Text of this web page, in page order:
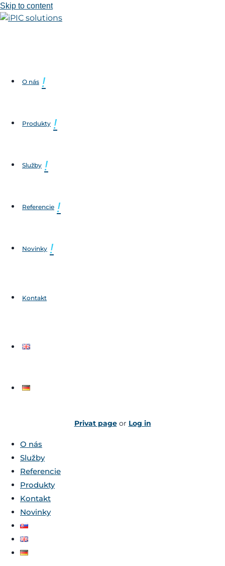
Skip to content
O nás
Produkty
Služby
Referencie
Novinky
Kontakt
Privat pageor Log in
O nás
Služby
Referencie
Produkty
Kontakt
Novinky